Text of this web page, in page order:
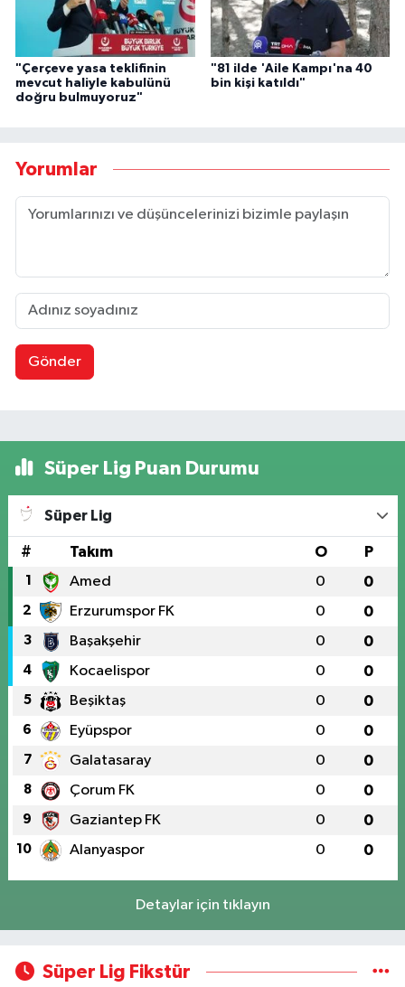
"Çerçeve yasa teklifinin
mevcut haliyle kabulünü
doğru bulmuyoruz"
"81 ilde 'Aile Kampı'na 40
bin kişi katıldı"
Yorumlar
Gönder
Süper Lig Puan Durumu
Süper Lig
# Takım O P
1 Amed 0 0
2 Erzurumspor FK 0 0
3 Başakşehir 0 0
4 Kocaelispor 0 0
5 Beşiktaş 0 0
6 Eyüpspor 0 0
7 Galatasaray 0 0
8 Çorum FK 0 0
9 Gaziantep FK 0 0
10 Alanyaspor 0 0
Detaylar için tıklayın
Süper Lig Fikstür